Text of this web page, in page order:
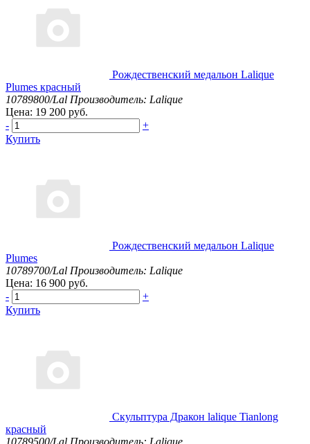
Рождественский медальон Lalique
Plumes красный
10789800/Lal Производитель: Lalique
Цена: 19 200 руб.
-
+
Купить
Рождественский медальон Lalique
Plumes
10789700/Lal Производитель: Lalique
Цена: 16 900 руб.
-
+
Купить
Скульптура Дракон lalique Tianlong
красный
10789500/Lal Производитель: Lalique